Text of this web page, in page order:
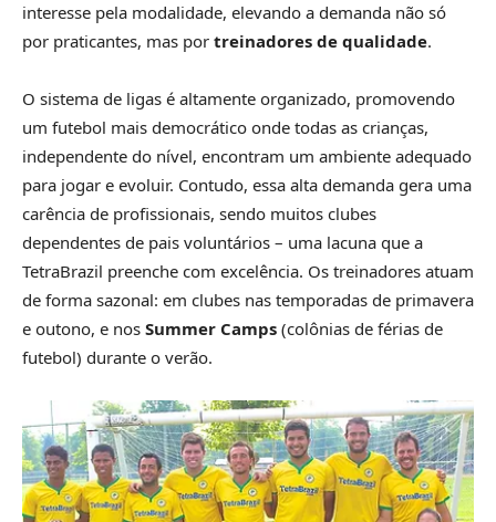
interesse pela modalidade, elevando a demanda não só
por praticantes, mas por treinadores de qualidade.
O sistema de ligas é altamente organizado, promovendo
um futebol mais democrático onde todas as crianças,
independente do nível, encontram um ambiente adequado
para jogar e evoluir. Contudo, essa alta demanda gera uma
carência de profissionais, sendo muitos clubes
dependentes de pais voluntários – uma lacuna que a
TetraBrazil preenche com excelência. Os treinadores atuam
de forma sazonal: em clubes nas temporadas de primavera
e outono, e nos Summer Camps (colônias de férias de
futebol) durante o verão.